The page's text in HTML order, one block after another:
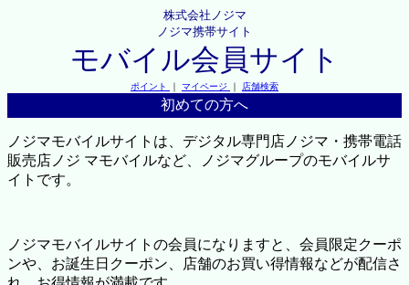
株式会社ノジマ
ノジマ携帯サイト
モバイル会員サイト
ポイント ｜ マイページ ｜ 店舗検索
初めての方へ
ノジマモバイルサイトは、デジタル専門店ノジマ・携帯電話
販売店ノジ マモバイルなど、ノジマグループのモバイルサ
イトです。
ノジマモバイルサイトの会員になりますと、会員限定クーポ
ンや、お誕生日クーポン、店舗のお買い得情報などが配信さ